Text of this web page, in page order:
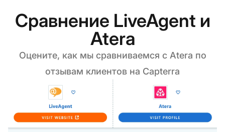
Сравнение LiveAgent и
Atera
Оцените, как мы сравниваемся с Atera по
отзывам клиентов на Capterra